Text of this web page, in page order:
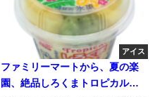
アイス
ファミリーマートから、夏の楽
園、絶品しろくまトロピカルか